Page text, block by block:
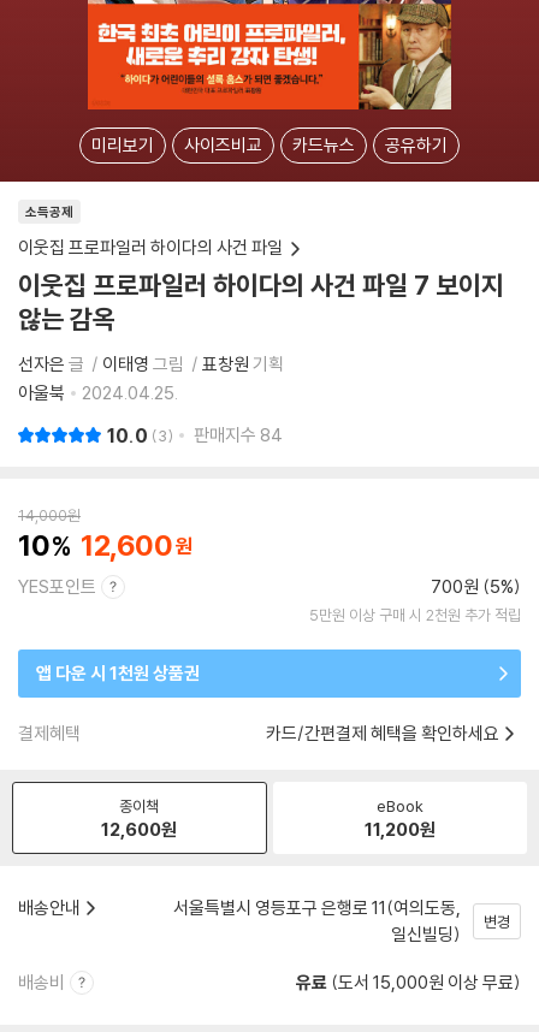
미리보기 사이즈비교 카드뉴스 공유하기
소득공제
이웃집 프로파일러 하이다의 사건 파일
이웃집 프로파일러 하이다의 사건 파일 7 보이지
않는 감옥
선자은 글 이태영 그림 표창원 기획
아울북
2024.04.25.
10.0 3 판매지수 84
14,000원
10 12,600
YES포인트 700원 (5%)
5만원 이상 구매 시 2천원 추가 적립
앱 다운 시 1천원 상품권
결제혜택 카드/간편결제 혜택을 확인하세요
종이책
12,600원
eBook
11,200원
배송안내
서울특별시 영등포구 은행로 11(여의도동,
일신빌딩)
변경
배송비 유료 (도서 15,000원 이상 무료)